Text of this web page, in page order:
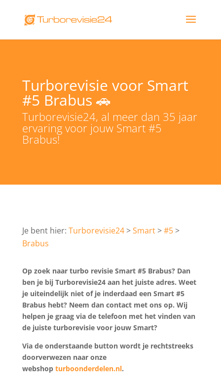
Turborevisie voor Smart
#5 Brabus 🚗
Turborevisie24, al meer dan 35 jaar
ervaring voor jouw Smart #5
Brabus!
Turborevisie24 Smart
#5
Brabus
Op zoek naar turbo revisie Smart #5 Brabus? Dan
ben je bij Turborevisie24 aan het juiste adres. Weet
je uiteindelijk niet of je inderdaad een Smart #5
Brabus hebt? Neem dan contact met ons op. Wij
helpen je graag via de telefoon met het vinden van
de juiste turborevisie voor jouw Smart?
Via de onderstaande button wordt je rechtstreeks
doorverwezen naar onze
webshop turboonderdelen.nl.